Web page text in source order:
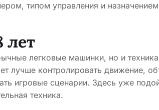
типом управления и
лет
легковые машинки, но и
лучше контролировать движение,
игровые сценарии. Здесь уже
техника.